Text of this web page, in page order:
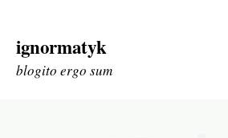
Skip
to
ignormatyk
blogito ergo sum